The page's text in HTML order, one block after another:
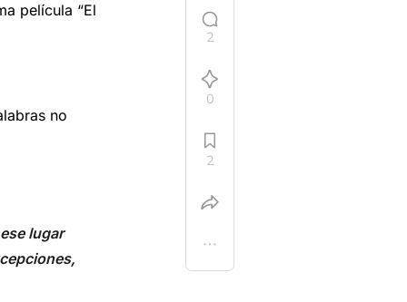
película “El
no
lugar
2
0
2